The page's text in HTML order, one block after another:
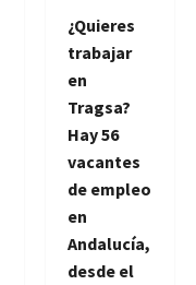
¿Quieres
trabajar
en
Tragsa?
Hay 56
vacantes
de empleo
en
Andalucía,
desde el